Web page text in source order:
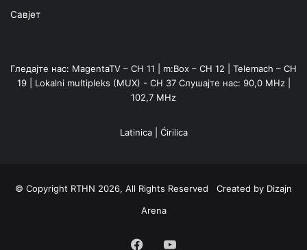
Савјет
Гледајте нас: MagentaTV – CH 11 | m:Box – CH 12 | Telemach – CH
19 | Lokalni multipleks (MUX) - CH 37 Слушајте нас: 90,0 MHz |
102,7 MHz
Latinica| Ćirilica
© Copyright RTHN 2026, All Rights Reserved Created by Dizajn
Arena
Facebook